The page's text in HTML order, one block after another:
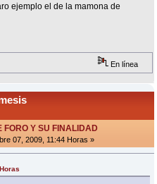
ejemplo el de la mamona de
En línea
FORO Y SU FINALIDAD
07, 2009, 11:44 Horas »